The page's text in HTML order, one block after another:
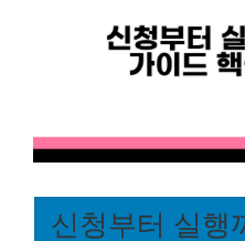
신청부터 실행